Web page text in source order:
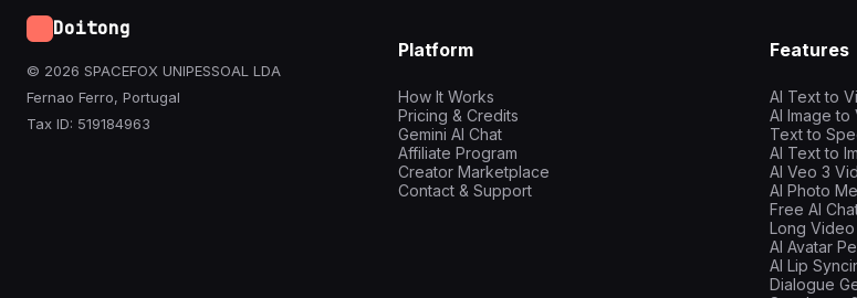
Doitong
© 2026 SPACEFOX UNIPESSOAL LDA
Fernao Ferro, Portugal
Tax ID: 519184963
Platform
How It Works
Pricing & Credits
Gemini AI Chat
Affiliate Program
Creator Marketplace
Contact & Support
Features
AI Text to
AI Image to
Text to
AI Text to
AI Veo 3
AI Photo
Free AI
Long
AI Avatar
AI Lip
Dialogue